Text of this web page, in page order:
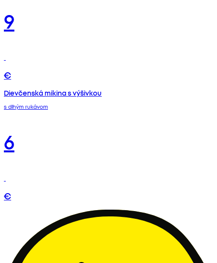
9
€
Dievčenská mikina s výšivkou
s dlhým rukávom
6
€